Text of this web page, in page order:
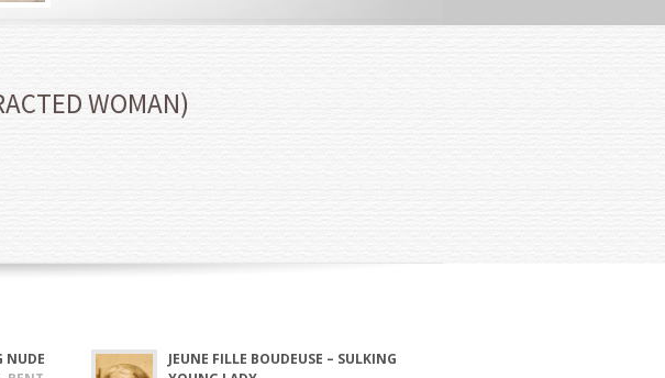
WOMAN)
NUDE
JEUNE FILLE BOUDEUSE – SULKING